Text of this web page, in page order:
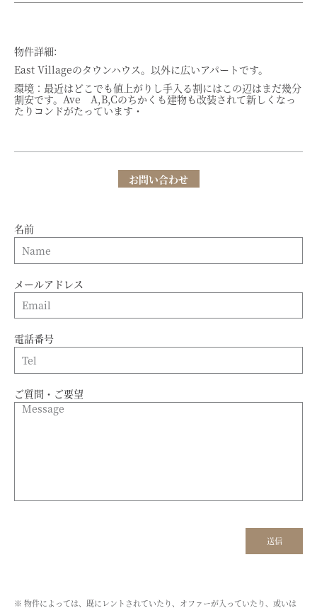
物件詳細:
East Villageのタウンハウス。以外に広いアパートです。
環境：最近はどこでも値上がりし手入る割にはこの辺はまだ幾分
割安です。Ave A,B,Cのちかくも建物も改装されて新しくなっ
たりコンドがたっています・
お問い合わせ
名前
メールアドレス
電話番号
ご質問・ご要望
※ 物件によっては、既にレントされていたり、オファーが入っていたり、或いは